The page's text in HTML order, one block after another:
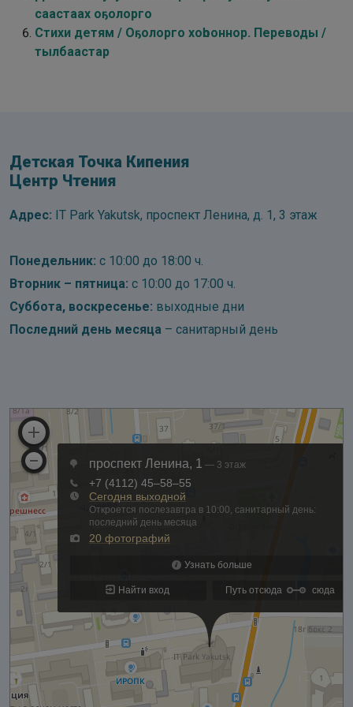
саастаах оҕолорго
Стихи детям / Оҕолорго хоһооннор. Переводы /
тылбаастар
Детская Точка Кипения
Центр Чтения
Адрес: IT Park Yakutsk, проспект Ленина, д. 1, 3 этаж
Понедельник: с 10:00 до 18:00 ч.
Вторник – пятница: с 10:00 до 17:00 ч.
Суббота, воскресенье: выходные дни
Последний день месяца – санитарный день